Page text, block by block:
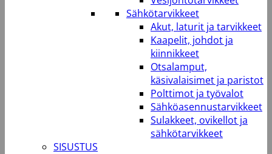
Sähkötarvikkeet
Akut, laturit ja tarvikkeet
Kaapelit, johdot ja
kiinnikkeet
Otsalamput,
käsivalaisimet ja paristot
Polttimot ja työvalot
Sähköasennustarvikkeet
Sulakkeet, ovikellot ja
sähkötarvikkeet
SISUSTUS